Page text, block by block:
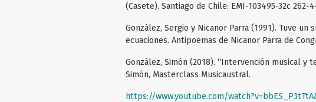
(Casete). Santiago de Chile: EMI-103495-32c 262-
González, Sergio y Nicanor Parra (1991). Tuve un
ecuaciones. Antipoemas de Nicanor Parra de
González, Simón (2018). “Intervención musical y
Simón, Masterclass Musicaustral.
https://www.youtube.com/